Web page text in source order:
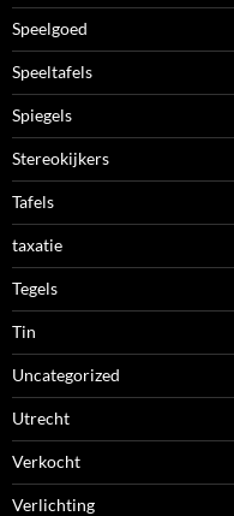
Speelgoed
Speeltafels
Spiegels
Stereokijkers
Tafels
taxatie
Tegels
Tin
Uncategorized
Utrecht
Verkocht
Verlichting